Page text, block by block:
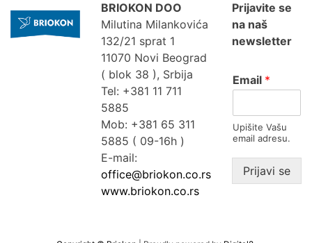
BRIOKON DOO
Milutina Milankovića
132/21 sprat 1
11070 Novi Beograd
( blok 38 ), Srbija
Tel: +381 11 711
5885
Mob: +381 65 311
5885 ( 09-16h )
E-mail:
office@briokon.co.rs
www.briokon.co.rs
Prijavite se
na naš
newsletter
Email *
Upišite Vašu
email adresu.
Prijavi se